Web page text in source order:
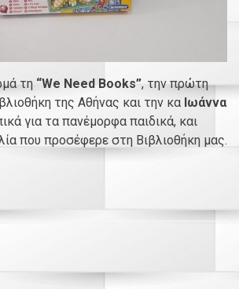
τη “We Need Books”, την πρώτη
της Αθήνας και την κα Ιωάννα
για τα πανέμορφα παιδικά, και
που προσέφερε στη Βιβλιοθήκη μας.